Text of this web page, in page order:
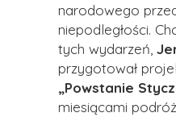
narodowego
niepodległości.
tych wydarzeń,
przygotował
„Powstanie
miesiącami